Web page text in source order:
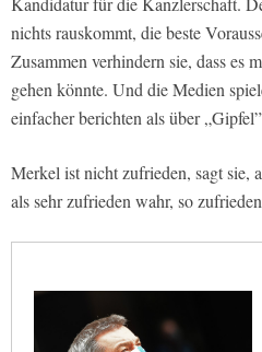
nichts rauskommt, die beste
Zusammen verhindern sie, dass es
gehen könnte. Und die Medien
einfacher berichten als über
Merkel ist nicht zufrieden, sagt sie,
als sehr zufrieden wahr, so